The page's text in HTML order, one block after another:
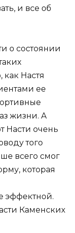
и все об
о состоянии
Настя
ее
жизни. А
Насти очень
того
всего смог
которая
эффектной.
Каменских